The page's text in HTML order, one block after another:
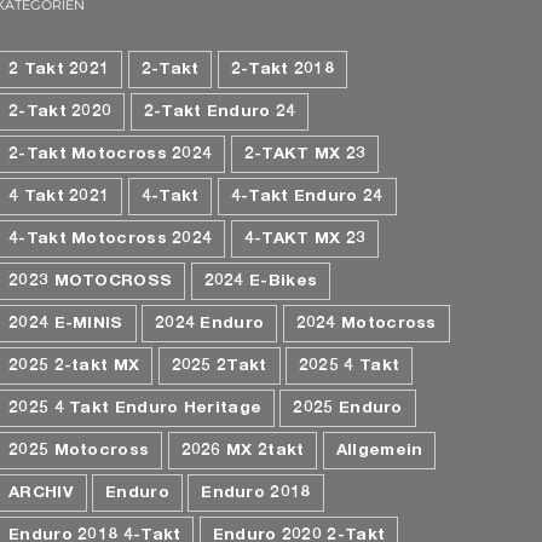
2 Takt 2021 2-Takt 2-Takt 2018
2-Takt 2020 2-Takt Enduro 24
2-Takt Motocross 2024 2-TAKT MX 23
4 Takt 2021 4-Takt 4-Takt Enduro 24
4-Takt Motocross 2024 4-TAKT MX 23
2023 MOTOCROSS 2024 E-Bikes
2024 E-MINIS 2024 Enduro 2024 Motocross
2025 2-takt MX 2025 2Takt 2025 4 Takt
2025 4 Takt Enduro Heritage 2025 Enduro
2025 Motocross 2026 MX 2takt Allgemein
ARCHIV Enduro Enduro 2018
Enduro 2018 4-Takt Enduro 2020 2-Takt